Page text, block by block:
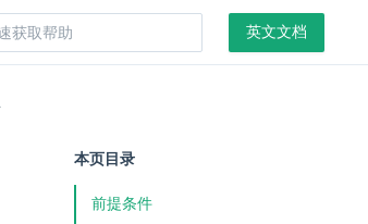
英文文档
本页目录
前提条件